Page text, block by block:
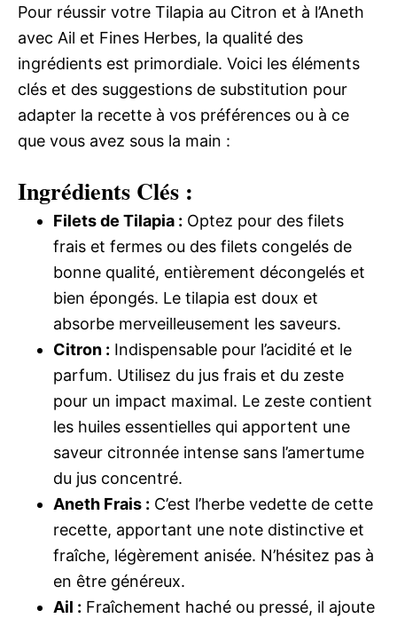
Pour réussir votre Tilapia au Citron et à l’Aneth
avec Ail et Fines Herbes, la qualité des
ingrédients est primordiale. Voici les éléments
clés et des suggestions de substitution pour
adapter la recette à vos préférences ou à ce
que vous avez sous la main :
Ingrédients Clés :
Filets de Tilapia : Optez pour des filets
frais et fermes ou des filets congelés de
bonne qualité, entièrement décongelés et
bien épongés. Le tilapia est doux et
absorbe merveilleusement les saveurs.
Citron : Indispensable pour l’acidité et le
parfum. Utilisez du jus frais et du zeste
pour un impact maximal. Le zeste contient
les huiles essentielles qui apportent une
saveur citronnée intense sans l’amertume
du jus concentré.
Aneth Frais : C’est l’herbe vedette de cette
recette, apportant une note distinctive et
fraîche, légèrement anisée. N’hésitez pas à
en être généreux.
Ail : Fraîchement haché ou pressé, il ajoute